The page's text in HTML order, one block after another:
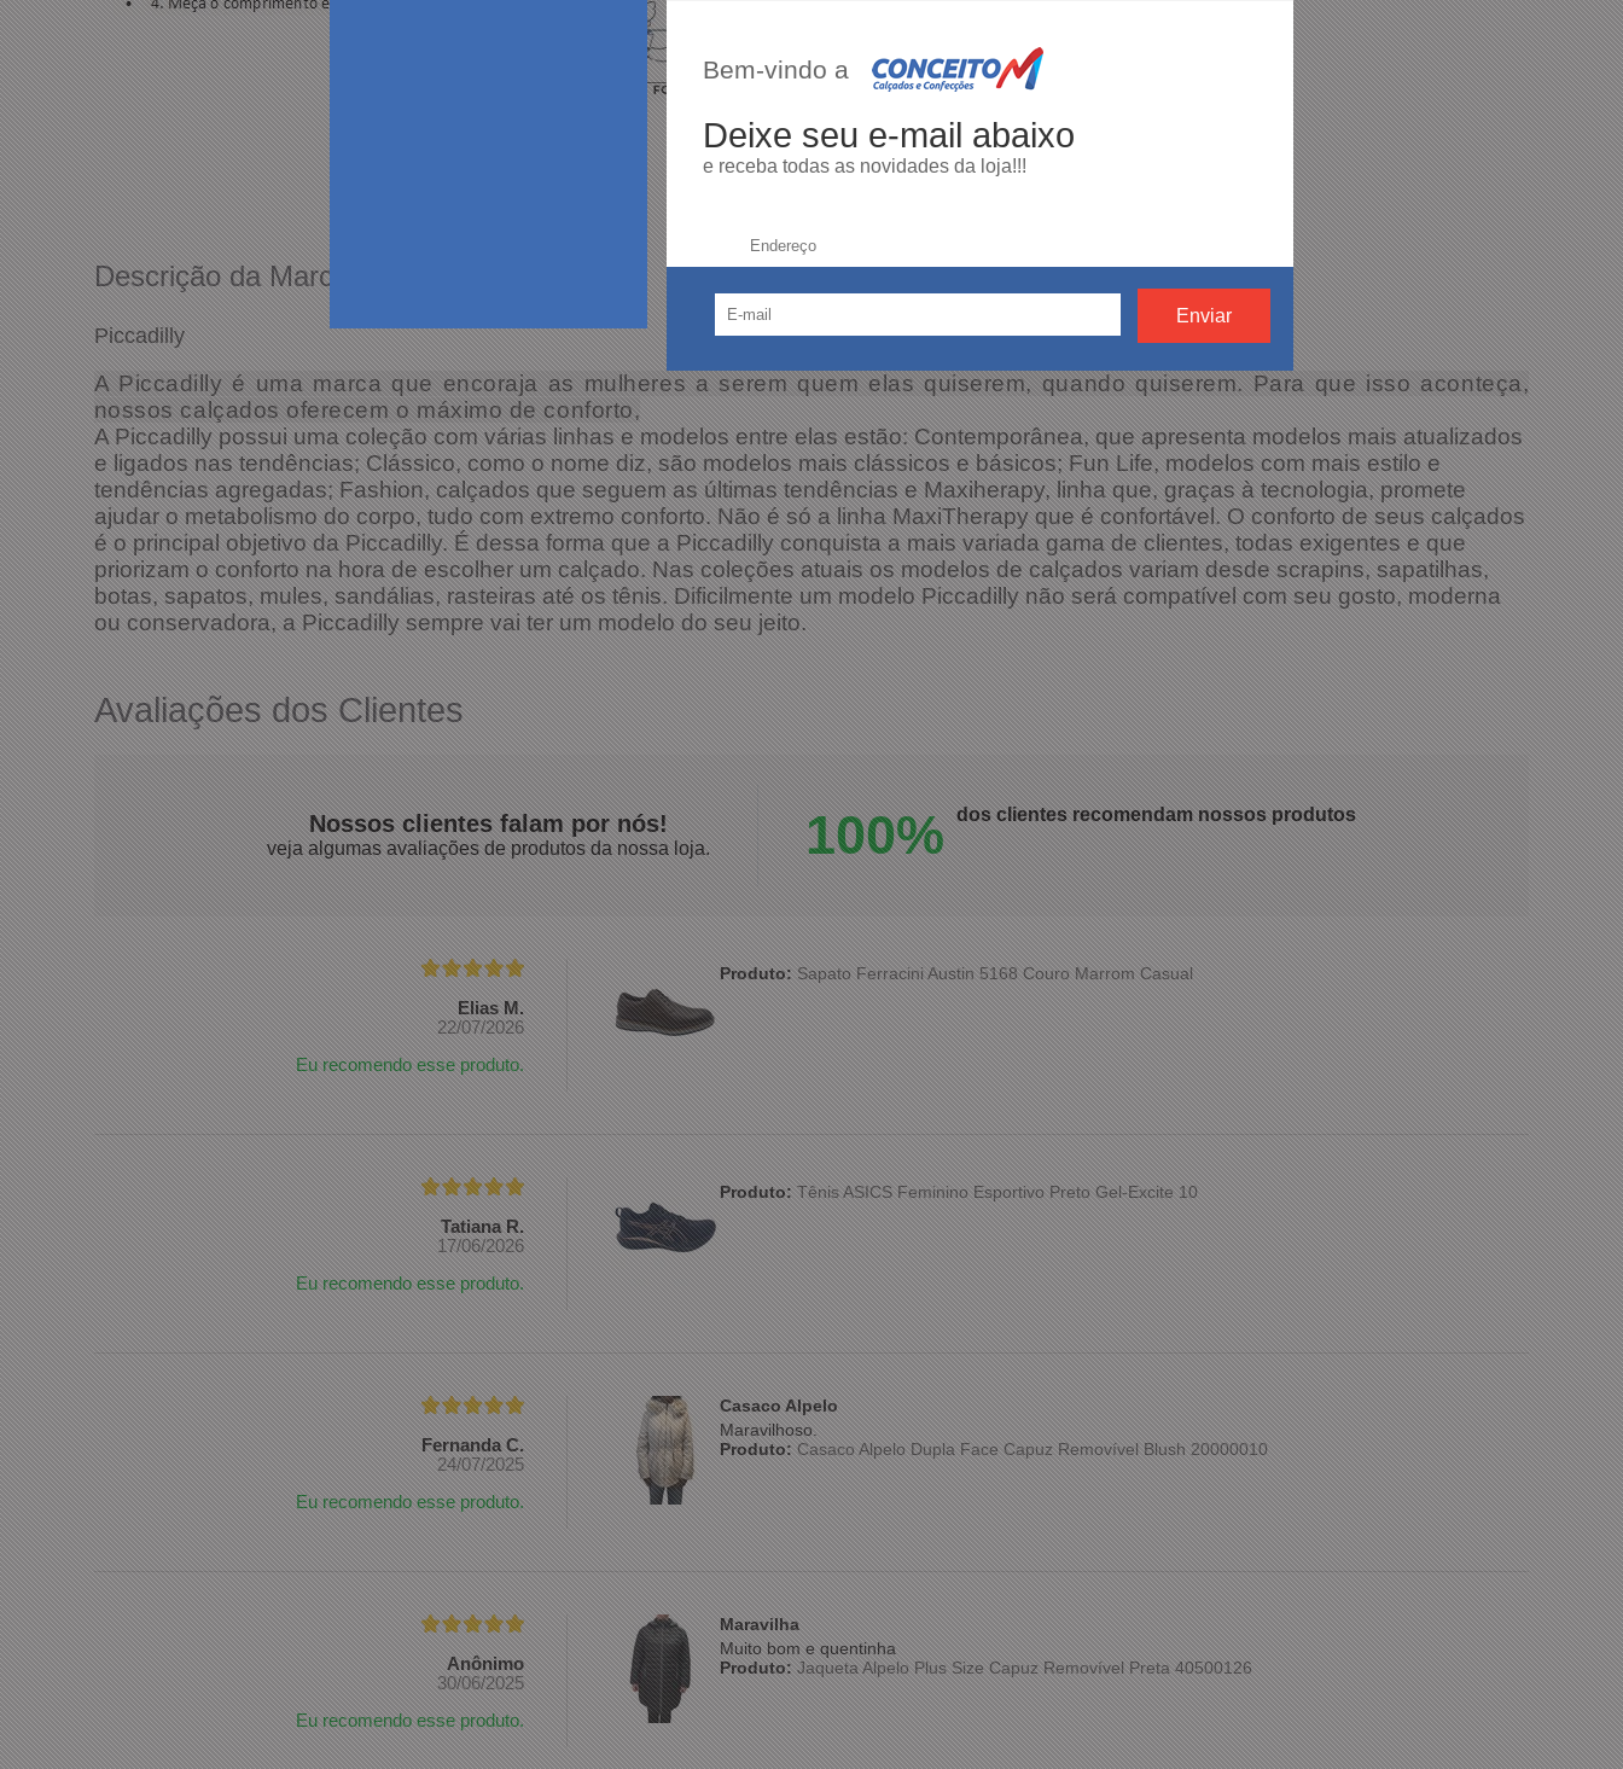
Bem-vindo a
Deixe seu e-mail abaixo
e receba todas as novidades da loja!!!
Endereço:
Descrição da Marca
Piccadilly
A Piccadilly é uma marca que encoraja as mulheres a serem quem elas quiserem, quando quiserem. Para que isso aconteça,
nossos calçados oferecem o máximo de conforto,
A Piccadilly possui uma coleção com várias linhas e modelos entre elas estão: Contemporânea, que apresenta modelos mais atualizados
e ligados nas tendências; Clássico, como o nome diz, são modelos mais clássicos e básicos; Fun Life, modelos com mais estilo e
tendências agregadas; Fashion, calçados que seguem as últimas tendências e Maxiherapy, linha que, graças à tecnologia, promete
ajudar o metabolismo do corpo, tudo com extremo conforto. Não é só a linha MaxiTherapy que é confortável. O conforto de seus calçados
é o principal objetivo da Piccadilly. É dessa forma que a Piccadilly conquista a mais variada gama de clientes, todas exigentes e que
priorizam o conforto na hora de escolher um calçado. Nas coleções atuais os modelos de calçados variam desde scrapins, sapatilhas,
botas, sapatos, mules, sandálias, rasteiras até os tênis. Dificilmente um modelo Piccadilly não será compatível com seu gosto, moderna
ou conservadora, a Piccadilly sempre vai ter um modelo do seu jeito.
Avaliações dos Clientes
Nossos clientes falam por nós!
veja algumas avaliações de produtos da nossa loja. 100% dos clientes recomendam nossos produtos
Elias M.
22/07/2026
Eu recomendo esse produto.
Produto:Sapato Ferracini Austin 5168 Couro Marrom Casual
Tatiana R.
17/06/2026
Eu recomendo esse produto.
Produto:Tênis ASICS Feminino Esportivo Preto Gel-Excite 10
Fernanda C.
24/07/2025
Eu recomendo esse produto.
Casaco Alpelo
Maravilhoso.
Produto:Casaco Alpelo Dupla Face Capuz Removível Blush 20000010
Anônimo
30/06/2025
Eu recomendo esse produto.
Maravilha
Muito bom e quentinha
Produto:Jaqueta Alpelo Plus Size Capuz Removível Preta 40500126